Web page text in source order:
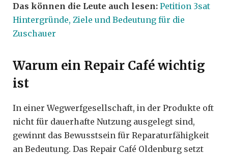
Das können die Leute auch lesen: Petition 3sat
Hintergründe, Ziele und Bedeutung für die
Zuschauer
Warum ein Repair Café wichtig
ist
In einer Wegwerfgesellschaft, in der Produkte oft
nicht für dauerhafte Nutzung ausgelegt sind,
gewinnt das Bewusstsein für Reparaturfähigkeit
an Bedeutung. Das Repair Café Oldenburg setzt